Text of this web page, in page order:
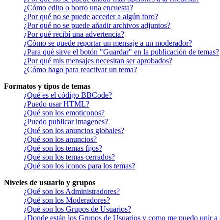
¿Cómo edito o borro una encuesta?
¿Por qué no se puede acceder a algún foro?
¿Por qué no se puede añadir archivos adjuntos?
¿Por qué recibí una advertencia?
¿Cómo se puede reportar un mensaje a un moderador?
¿Para qué sirve el botón "Guardar" en la publicación de temas?
¿Por qué mis mensajes necesitan ser aprobados?
¿Cómo hago para reactivar un tema?
Formatos y tipos de temas
¿Qué es el código BBCode?
¿Puedo usar HTML?
¿Qué son los emoticonos?
¿Puedo publicar imagenes?
¿Qué son los anuncios globales?
¿Qué son los anuncios?
¿Qué son los temas fijos?
¿Qué son los temas cerrados?
¿Qué son los iconos para los temas?
Niveles de usuario y grupos
¿Qué son los Administradores?
¿Qué son los Moderadores?
¿Qué son los Grupos de Usuarios?
¿Donde están los Grupos de Usuarios y como me puedo unir a